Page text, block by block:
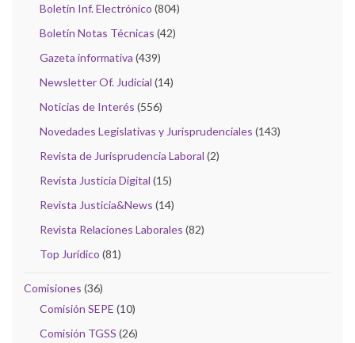
Boletín Inf. Electrónico (804)
Boletín Notas Técnicas (42)
Gazeta informativa (439)
Newsletter Of. Judicial (14)
Noticias de Interés (556)
Novedades Legislativas y Jurisprudenciales (143)
Revista de Jurisprudencia Laboral (2)
Revista Justicia Digital (15)
Revista Justicia&News (14)
Revista Relaciones Laborales (82)
Top Jurídico (81)
Comisiones (36)
Comisión SEPE (10)
Comisión TGSS (26)